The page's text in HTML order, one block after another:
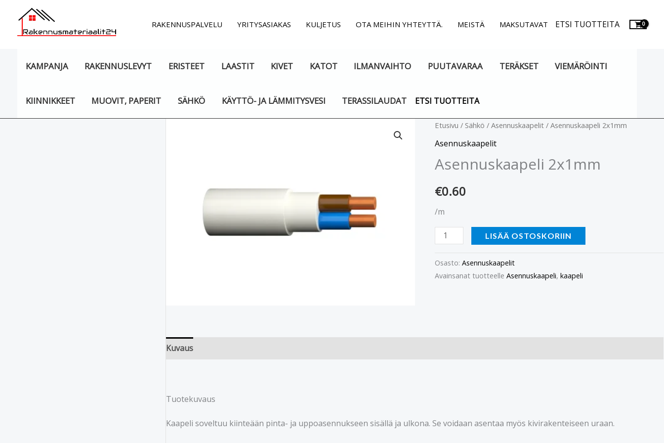
sisältöön
RAKENNUSPALVELU YRITYSASIAKAS KULJETUS OTA MEIHIN YHTEYTTÄ. MEISTÄ MAKSUTAVAT ETSI TUOTTEITA
KAMPANJA RAKENNUSLEVYT ERISTEET LAASTIT KIVET KATOT ILMANVAIHTO PUUTAVARAA TERÄKSET VIEMÄRÖINTI
KIINNIKKEET MUOVIT, PAPERIT SÄHKÖ KÄYTTÖ- JA LÄMMITYSVESI TERASSILAUDAT ETSI TUOTTEITA
Etusivu / Sähkö / Asennuskaapelit/ Asennuskaapeli 2x1mm
Asennuskaapelit
Asennuskaapeli 2x1mm
€0.60
/m
Asennuskaapeli
2x1mm
LISÄÄ OSTOSKORIIN
Osasto: Asennuskaapelit
Avainsanat tuotteelle Asennuskaapeli, kaapeli
Kuvaus
Tuotekuvaus
Kaapeli soveltuu kiinteään pinta- ja uppoasennukseen sisällä ja ulkona. Se voidaan asentaa myös kivirakenteiseen uraan.